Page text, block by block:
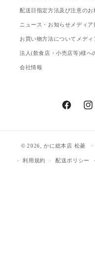
配送日指定方法及び注意のお
ニュース・お知らせメディア
お買い物方法について メデ
法人(飲食店・小売店等)様へ
会社情報
Facebook
© 2026,かに総本店 松菱
利用規約 配送ポリシー